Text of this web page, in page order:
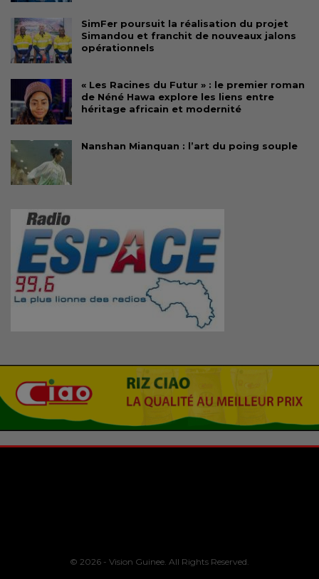
SimFer poursuit la réalisation du projet
Simandou et franchit de nouveaux jalons
opérationnels
« Les Racines du Futur » : le premier roman
de Néné Hawa explore les liens entre
héritage africain et modernité
Nanshan Mianquan : l’art du poing souple
© 2026 - Vision Guinee. All Rights Reserved.